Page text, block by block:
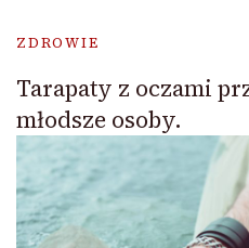
ZDROWIE
Tarapaty z oczami
młodsze osoby.